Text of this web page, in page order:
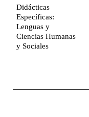
Didácticas
Específicas:
Lenguas y
Ciencias Humanas
y Sociales